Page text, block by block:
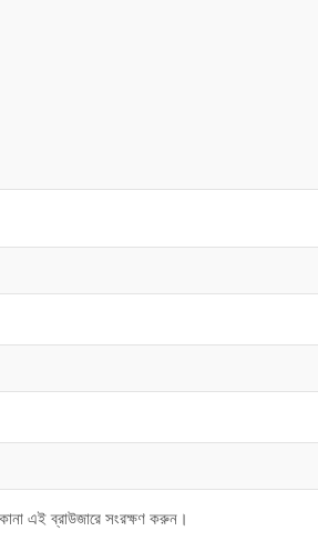
এই ব্রাউজারে সংরক্ষণ করুন।